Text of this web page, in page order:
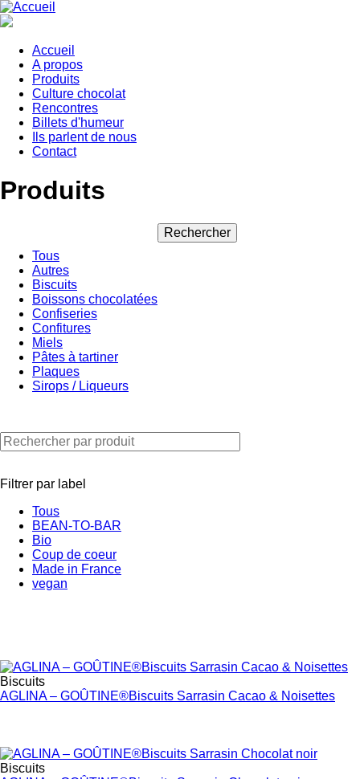
Aller
au
principal
Main
navigation
Accueil
A propos
Produits
Culture chocolat
Rencontres
Billets d'humeur
Ils parlent de nous
Contact
Produits
Tous
Autres
Biscuits
Boissons chocolatées
Confiseries
Confitures
Miels
Pâtes à tartiner
Plaques
Sirops / Liqueurs
Filtrer par label
Tous
BEAN-TO-BAR
Bio
Coup de coeur
Made in France
vegan
Biscuits
AGLINA – GOÛTINE®Biscuits Sarrasin Cacao & Noisettes
Biscuits